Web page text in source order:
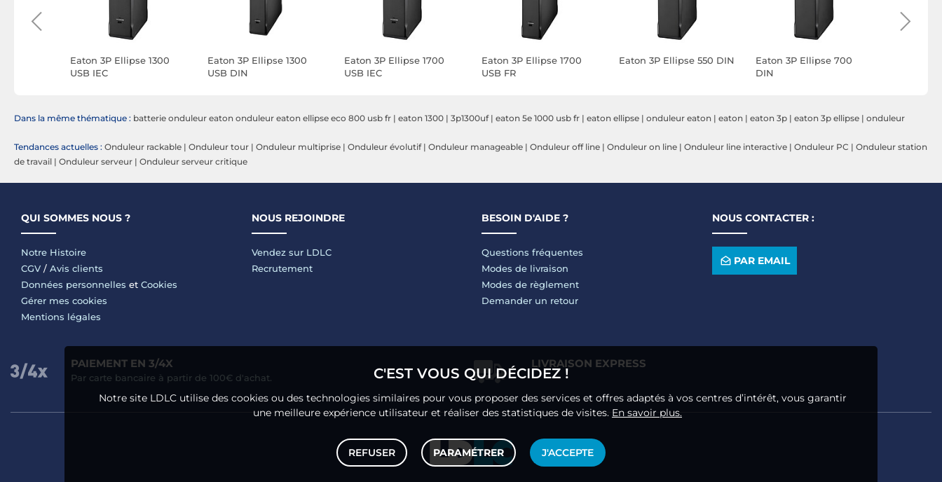
Eaton 3P Ellipse 1300
USB IEC
Eaton 3P Ellipse 1300
USB DIN
Eaton 3P Ellipse 1700
USB IEC
Eaton 3P Ellipse 1700
USB FR
Eaton 3P Ellipse 550 DIN
Eaton 3P Ellipse 700
DIN
Dans la même thématique : batterie onduleur eaton onduleur eaton ellipse eco 800 usb fr | eaton 1300 | 3p1300uf| eaton 5e 1000 usb fr | eaton ellipse | onduleur eaton | eaton | eaton 3p | eaton 3p ellipse | onduleur
Tendances actuelles : Onduleur rackable | Onduleur tour | Onduleur multiprise | Onduleur évolutif| Onduleur manageable | Onduleur off line | Onduleur on line | Onduleur line interactive | Onduleur PC | Onduleur station
de travail | Onduleur serveur | Onduleur serveur critique
QUI SOMMES NOUS ?
Notre Histoire
CGV / Avis clients
Données personnelles et Cookies
Gérer mes cookies
Mentions légales
NOUS REJOINDRE
Vendez sur LDLC
Recrutement
BESOIN D'AIDE ?
Questions fréquentes
Modes de livraison
Modes de règlement
Demander un retour
NOUS CONTACTER :
PAR EMAIL
PAIEMENT EN 3/4X
Par carte bancaire à partir de 100€ d'achat.
LIVRAISON EXPRESS
C'EST VOUS QUI DÉCIDEZ !
Notre site LDLC utilise des cookies ou des technologies similaires pour vous proposer des services et offres adaptés à vos centres d’intérêt, vous garantir
une meilleure expérience utilisateur et réaliser des statistiques de visites. En savoir plus.
REFUSER PARAMÉTRER J'ACCEPTE